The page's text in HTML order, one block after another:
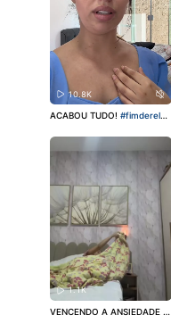
10.8K
ACABOU TUDO!#fimderelac
aesolo #foryou
1.1K
VENCENDO A ANSIEDADE 😢